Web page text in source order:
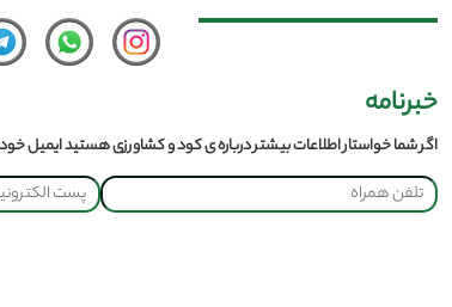
خبرنامه
اگر شما خواستار اطلاعات بیشتر درباره ی کود و کشاورزی هستید ایمیل